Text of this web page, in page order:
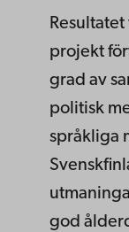
projekt
grad av
politisk
språkliga
god